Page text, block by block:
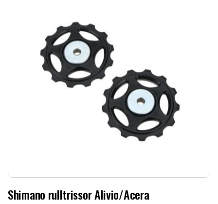
Shimano rulltrissor Alivio/Acera